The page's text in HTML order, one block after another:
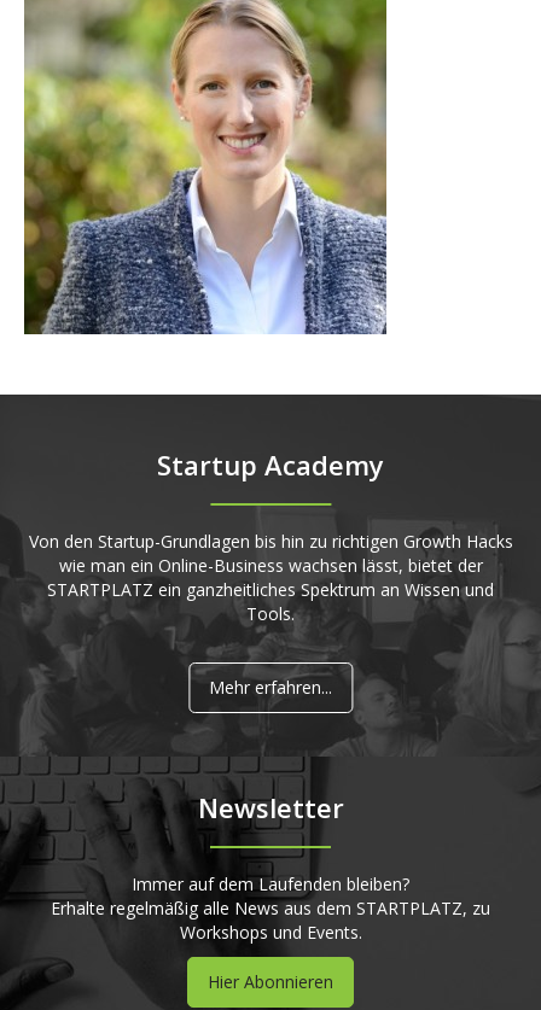
Startup Academy
Von den Startup-Grundlagen bis hin zu richtigen Growth Hacks
wie man ein Online-Business wachsen lässt, bietet der
STARTPLATZ ein ganzheitliches Spektrum an Wissen und
Tools.
Mehr erfahren...
Newsletter
Immer auf dem Laufenden bleiben?
Erhalte regelmäßig alle News aus dem STARTPLATZ, zu
Workshops und Events.
Hier Abonnieren